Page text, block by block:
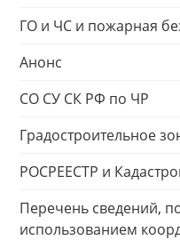
ГО и ЧС и пожарная
Анонс
СО СУ СК РФ по ЧР
Градостроительное
РОСРЕЕСТР и
Перечень сведений,
использованием